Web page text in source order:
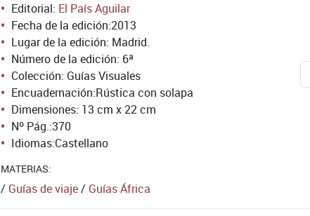
Editorial: El País Aguilar
Fecha de la edición:2013
Lugar de la edición: Madrid.
Número de la edición: 6ª
Colección: Guías Visuales
Encuadernación:Rústica con solapa
Dimensiones: 13 cm x 22 cm
Nº Pág.:370
Idiomas:Castellano
MATERIAS:
/ Guías de viaje/ Guías África